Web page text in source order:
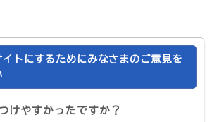
イトにするためにみなさまのご意見を
けやすかったですか？